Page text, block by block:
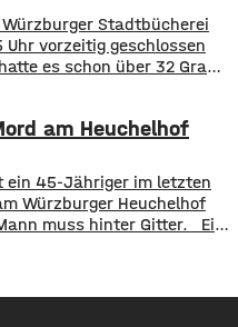
Stadtbücherei
vorzeitig geschlossen
es schon über 32 Grad
die Stadt mit dem Schutz
allem aber auch der
Das
am Heuchelhof
ein 45-Jähriger im letzten
Würzburger Heuchelhof
muss hinter Gitter. ​Ein